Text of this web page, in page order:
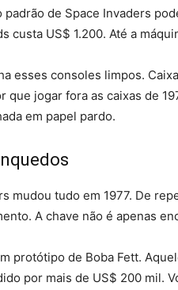
padrão de Space Invaders
custa US$ 1.200. Até a
esses consoles limpos.
que jogar fora as caixas de
em papel pardo.
mudou tudo em 1977. De
A chave não é apenas
protótipo de Boba Fett.
por mais de US$ 200 mil.